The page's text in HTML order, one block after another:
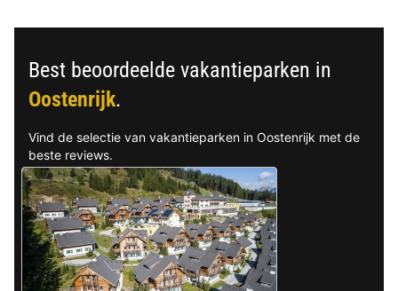
Best beoordeelde vakantieparken in
Oostenrijk.
Vind de selectie van vakantieparken in Oostenrijk met de
beste reviews.